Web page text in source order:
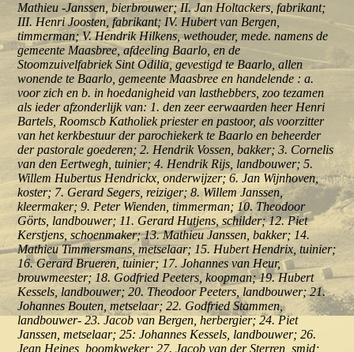
Mathieu -Janssen, bierbrouwer; II. Jan Holtackers, fabrikant;
III. Henri Joosten, fabrikant; IV. Hubert van Bergen,
timmerman; V. Hendrik Hilkens, wethouder, mede. namens de
gemeente Maasbree, afdeeling Baarlo, en de
Stoomzuivelfabriek Sint Odilia, gevestigd te Baarlo, allen
wonende te Baarlo, gemeente Maasbree en handelende : a.
voor zich en b. in hoedanigheid van lasthebbers, zoo tezamen
als ieder afzonderlijk van: 1. den zeer eerwaarden heer Henri
Bartels, Roomscb Katholiek priester en pastoor, als voorzitter
van het kerkbestuur der parochiekerk te Baarlo en beheerder
der pastorale goederen; 2. Hendrik Vossen, bakker; 3. Cornelis
van den Eertwegh, tuinier; 4. Hendrik Rijs, landbouwer; 5.
Willem Hubertus Hendrickx, onderwijzer; 6. Jan Wijnhoven,
koster; 7. Gerard Segers, reiziger; 8. Willem Janssen,
kleermaker; 9. Peter Wienden, timmerman; 10. Theodoor
Görts, landbouwer; 11. Gerard Hutjens, schilder; 12. Piet
Kerstjens, schoenmaker; 13. Mathieu Janssen, bakker; 14.
Mathieu Timmersmans, metselaar; 15. Hubert Hendrix, tuinier;
16. Gerard Brueren, tuinier; 17. Johannes van Heur,
brouwmeester; 18. Godfried Peeters, koopman; 19. Hubert
Kessels, landbouwer; 20. Theodoor Peeters, landbouwer; 21.
Johannes Bouten, metselaar; 22. Godfried Stammen,
landbouwer- 23. Jacob van Bergen, herbergier; 24. Piet
Janssen, metselaar; 25: Johannes Kessels, landbouwer; 26.
Jean Heines, boomkweker; 27. Jacob van der Sterren, smid;